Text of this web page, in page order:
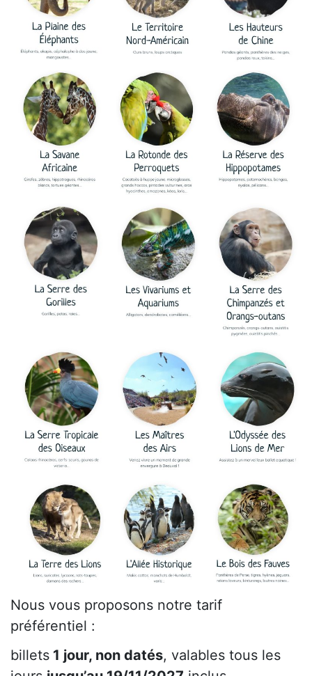
Nous vous proposons notre tarif
préférentiel :
billets 1 jour, non datés, valables tous les